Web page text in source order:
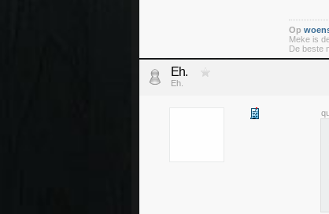
Op
Meke is
De beste
Eh.
Eh.